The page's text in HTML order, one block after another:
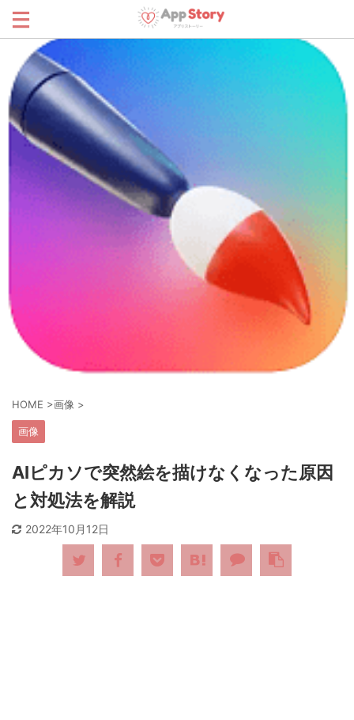
HOME >画像 >
画像
AIピカソで突然絵を描けなくなった原因
と対処法を解説
2022年10月12日